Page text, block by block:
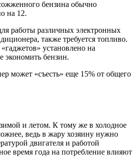
бензина обычно
на 12.
работы различных электронных
также требуется топливо.
установлено на
экономить бензин.
может «съесть» еще 15% от общего
и летом. К тому же в холодное
ведь в жару хозяину нужно
двигателя и работой
время года на потребление влияют